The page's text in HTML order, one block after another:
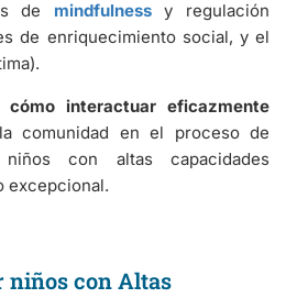
de mindfulnessy regulación
de enriquecimiento social, y el
cómo interactuar eficazmente
comunidad en el proceso de
con altas capacidades
excepcional.
niños con Altas